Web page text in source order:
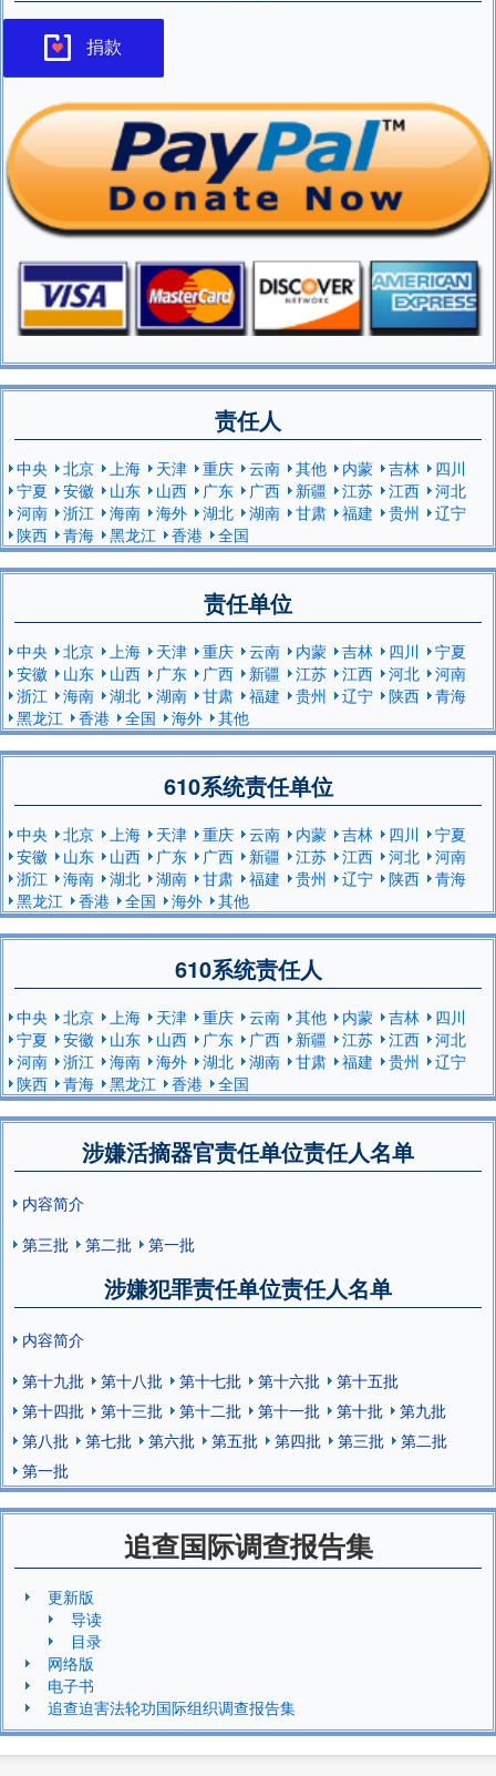
捐款
责任人
中央 北京 上海 天津 重庆 云南 其他 内蒙 吉林
四川
宁夏
安徽 山东 山西 广东 广西 新疆 江苏 江西
河北
河南
浙江 海南 海外 湖北 湖南 甘肃 福建 贵州
辽宁
陕西
青海 黑龙江 香港 全国
责任单位
中央 北京 上海 天津 重庆 云南 内蒙 吉林 四川
宁夏
安徽
山东 山西 广东 广西 新疆 江苏 江西 河北
河南
浙江
海南 湖北 湖南 甘肃 福建 贵州 辽宁 陕西
青海
黑龙江
香港 全国 海外 其他
610系统责任单位
中央 北京 上海 天津 重庆 云南 内蒙 吉林 四川
宁夏
安徽
山东 山西 广东 广西 新疆 江苏 江西 河北
河南
浙江
海南 湖北 湖南 甘肃 福建 贵州 辽宁 陕西
青海
黑龙江
香港 全国 海外 其他
610系统责任人
中央 北京 上海 天津 重庆 云南 其他 内蒙 吉林
四川
宁夏
安徽 山东 山西 广东 广西 新疆 江苏 江西
河北
河南
浙江 海南 海外 湖北 湖南 甘肃 福建 贵州
辽宁
陕西
青海 黑龙江 香港 全国
涉嫌活摘器官责任单位责任人名单
内容简介
第三批
第二批 第一批
涉嫌犯罪责任单位责任人名单
内容简介
第十九批
第十八批 第十七批 第十六批
第十五批
第十四批
第十三批 第十二批 第十一批 第十批
第九批
第八批
第七批 第六批 第五批 第四批 第三批
第二批
第一批
追查国际调查报告集
更新版
导读
目录
网络版
电子书
追查迫害法轮功国际组织调查报告集